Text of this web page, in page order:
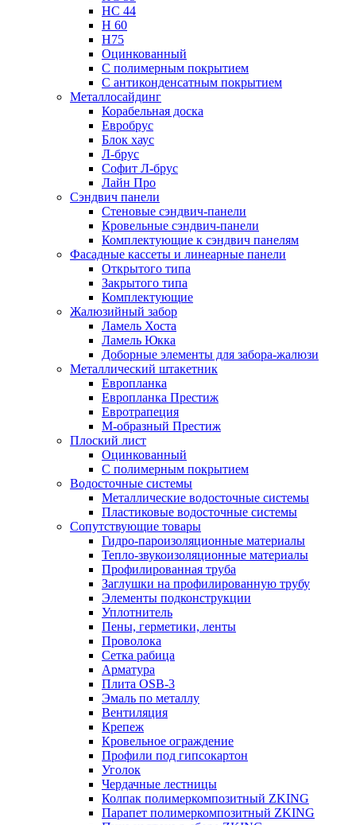
НС 44
Н 60
Н75
Оцинкованный
С полимерным покрытием
С антиконденсатным покрытием
Металлосайдинг
Корабельная доска
Евробрус
Блок хаус
Л-брус
Софит Л-брус
Лайн Про
Сэндвич панели
Стеновые сэндвич-панели
Кровельные сэндвич-панели
Комплектующие к сэндвич панелям
Фасадные кассеты и линеарные панели
Открытого типа
Закрытого типа
Комплектующие
Жалюзийный забор
Ламель Хоста
Ламель Юкка
Доборные элементы для забора-жалюзи
Металлический штакетник
Европланка
Европланка Престиж
Евротрапеция
М-образный Престиж
Плоский лист
Оцинкованный
С полимерным покрытием
Водосточные системы
Металлические водосточные системы
Пластиковые водосточные системы
Сопутствующие товары
Гидро-пароизоляционные материалы
Тепло-звукоизоляционные материалы
Профилированная труба
Заглушки на профилированную трубу
Элементы подконструкции
Уплотнитель
Пены, герметики, ленты
Проволока
Сетка рабица
Арматура
Плита OSB-3
Эмаль по металлу
Вентиляция
Крепеж
Кровельное ограждение
Профили под гипсокартон
Уголок
Чердачные лестницы
Колпак полимеркомпозитный ZKING
Парапет полимеркомпозитный ZKING